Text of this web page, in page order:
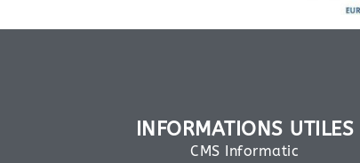
INFORMATIONS UTILES
CMS Informatic